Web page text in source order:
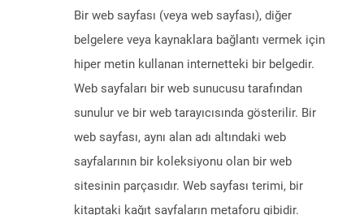
Bir web sayfası (veya web sayfası), diğer
belgelere veya kaynaklara bağlantı vermek için
hiper metin kullanan internetteki bir belgedir.
Web sayfaları bir web sunucusu tarafından
sunulur ve bir web tarayıcısında gösterilir. Bir
web sayfası, aynı alan adı altındaki web
sayfalarının bir koleksiyonu olan bir web
sitesinin parçasıdır. Web sayfası terimi, bir
kitaptaki kağıt sayfaların metaforu gibidir.